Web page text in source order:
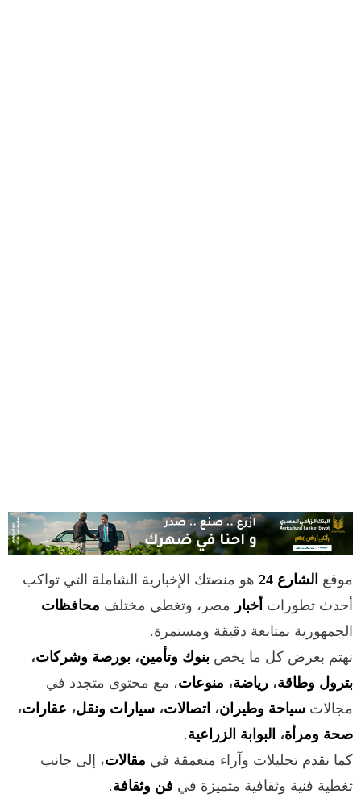
موقع الشارع 24
هو منصتك الإخبارية الشاملة التي تواكب
أحدث تطورات أخبار مصر، وتغطي مختلف محافظات
الجمهورية بمتابعة دقيقة ومستمرة.
نهتم بعرض كل ما يخص بنوك وتأمين، بورصة وشركات،
بترول وطاقة، رياضة، منوعات، مع محتوى متجدد في
مجالات سياحة وطيران، اتصالات، سيارات ونقل، عقارات،
صحة ومرأة، البوابة الزراعية.
كما نقدم تحليلات وآراء متعمقة في مقالات، إلى جانب
تغطية فنية وثقافية متميزة في فن وثقافة.